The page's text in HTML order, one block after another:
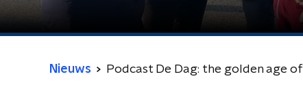
Nieuws Podcast De Dag: the golden age